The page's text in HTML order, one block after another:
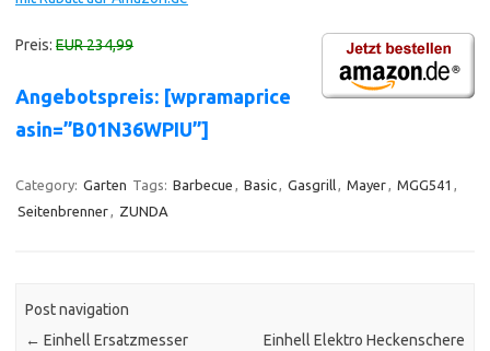
Preis: EUR 234,99
Angebotspreis: [wpramaprice
asin=”B01N36WPIU”]
Category: Garten Tags: Barbecue , Basic, Gasgrill, Mayer, MGG541 ,
Seitenbrenner, ZUNDA
Post navigation
← Einhell Ersatzmesser
Einhell Elektro Heckenschere